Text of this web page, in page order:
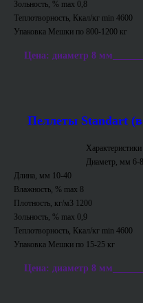
Зольность, % max 0,8
Теплотворность, Ккал/кг min 4600
Упаковка Мешки по 800-1200 кг
Цена: диаметр 8
Пеллеты Standart
Диаметр, мм 6-8
Длина, мм 10-40
Влажность, % max 8
Плотность, кг/м3 1200
Зольность, % max 0,9
Теплотворность, Ккал/кг min 4600
Упаковка Мешки по 15-25 кг
Цена: диаметр 8